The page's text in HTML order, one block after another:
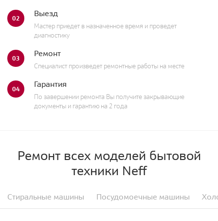
02 Выезд
Мастер приедет в назначенное время и проведет
диагностику
03 Ремонт
Специалист произведет ремонтные работы на месте
04 Гарантия
По завершении ремонта Вы получите закрывающие
документы и гарантию на 2 года
Ремонт всех моделей бытовой
техники Neff
Стиральные машины Посудомоечные машины